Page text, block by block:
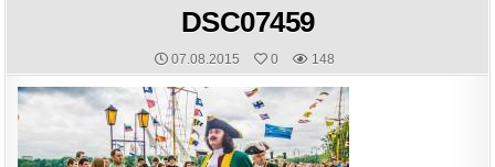
DSC07459
PUBLISHED
DATE:
07.08.2015 0 148